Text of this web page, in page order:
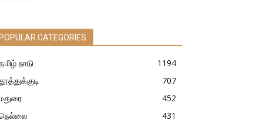
POPULAR CATEGORIES
நாடு
1194
707
452
431